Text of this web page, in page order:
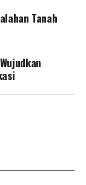
Tanah